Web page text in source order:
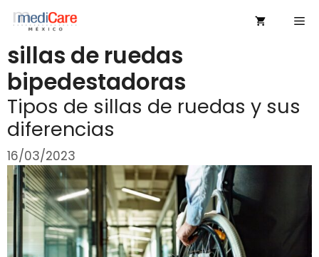
Saltar
contenido
sillas de ruedas
bipedestadoras
Tipos de sillas de ruedas y sus
diferencias
16/03/2023